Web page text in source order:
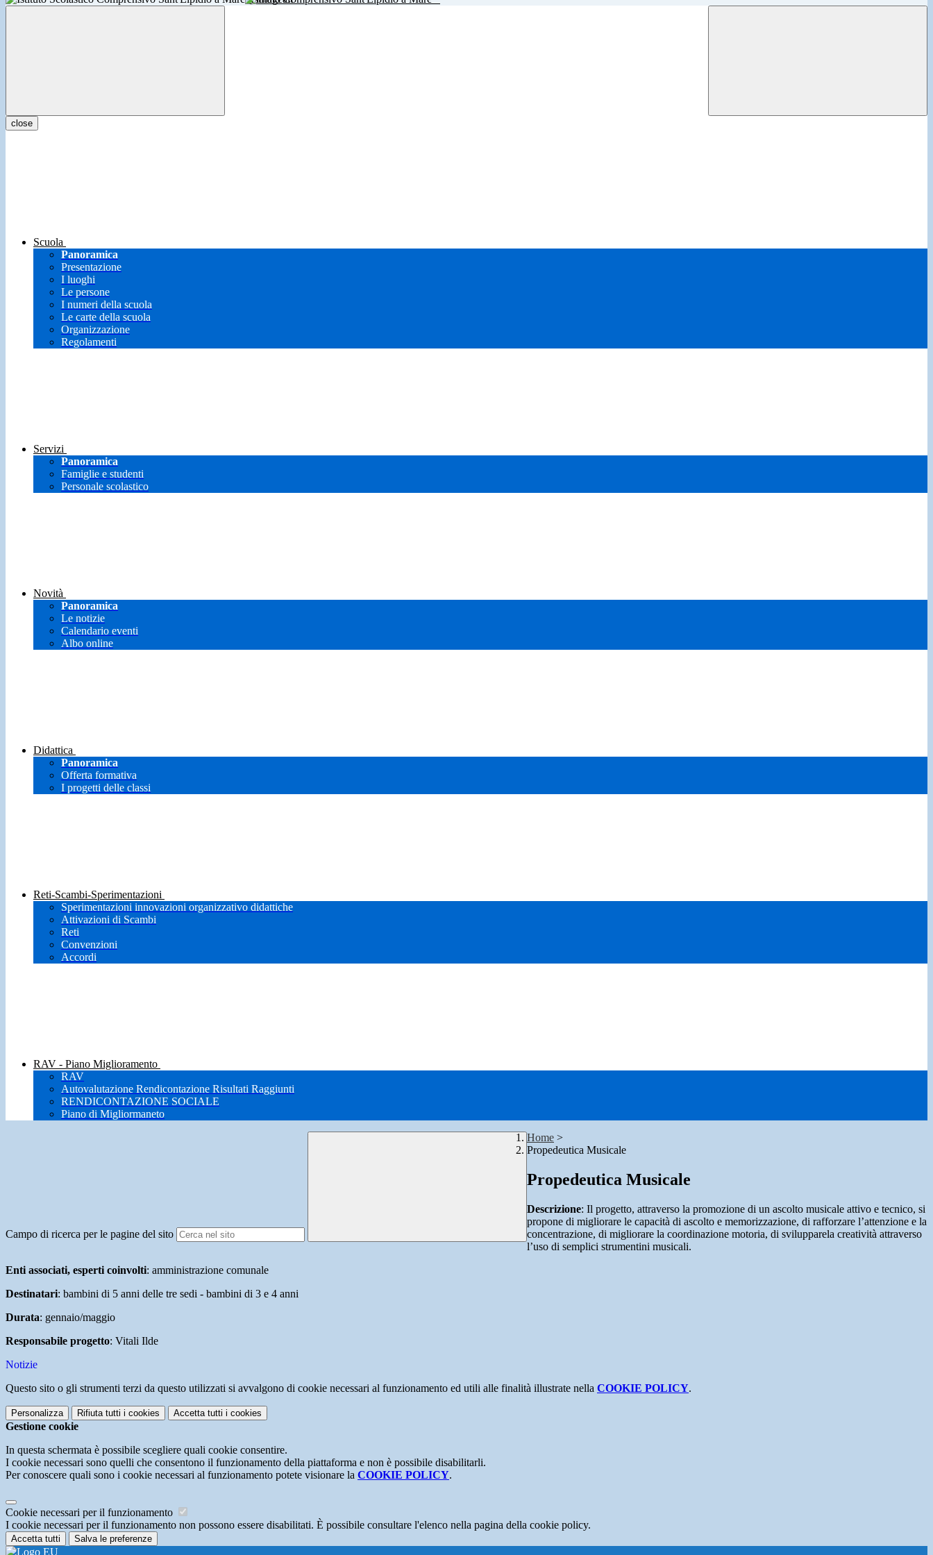
close
Scuola
Panoramica
Presentazione
I luoghi
Le persone
I numeri della scuola
Le carte della scuola
Organizzazione
Regolamenti
Servizi
Panoramica
Famiglie e studenti
Personale scolastico
Novità
Panoramica
Le notizie
Calendario eventi
Albo online
Didattica
Panoramica
Offerta formativa
I progetti delle classi
Reti-Scambi-Sperimentazioni
Sperimentazioni innovazioni organizzativo didattiche
Attivazioni di Scambi
Reti
Convenzioni
Accordi
RAV - Piano Miglioramento
RAV
Autovalutazione Rendicontazione Risultati Raggiunti
RENDICONTAZIONE SOCIALE
Piano di Migliormaneto
Campo di ricerca per le pagine del sito
Home >
Propedeutica Musicale
Propedeutica Musicale
Descrizione: Il progetto, attraverso la promozione di un ascolto musicale attivo e tecnico, si
propone di migliorare le capacità di ascolto e memorizzazione, di rafforzare l’attenzione e la
concentrazione, di migliorare la coordinazione motoria, di svilupparela creatività attraverso
l’uso di semplici strumentini musicali.
Enti associati, esperti coinvolti: amministrazione comunale
Destinatari: bambini di 5 anni delle tre sedi - bambini di 3 e 4 anni
Durata: gennaio/maggio
Responsabile progetto: Vitali Ilde
Notizie
Questo sito o gli strumenti terzi da questo utilizzati si avvalgono di cookie necessari al funzionamento ed utili alle finalità illustrate nella COOKIE POLICY.
Personalizza Rifiuta tutti i cookies Accetta tutti i cookies
Gestione cookie
In questa schermata è possibile scegliere quali cookie consentire.
I cookie necessari sono quelli che consentono il funzionamento della piattaforma e non è possibile disabilitarli.
Per conoscere quali sono i cookie necessari al funzionamento potete visionare la COOKIE POLICY.
Cookie necessari per il funzionamento
I cookie necessari per il funzionamento non possono essere disabilitati. È possibile consultare l'elenco nella pagina della cookie policy.
Accetta tutti Salva le preferenze